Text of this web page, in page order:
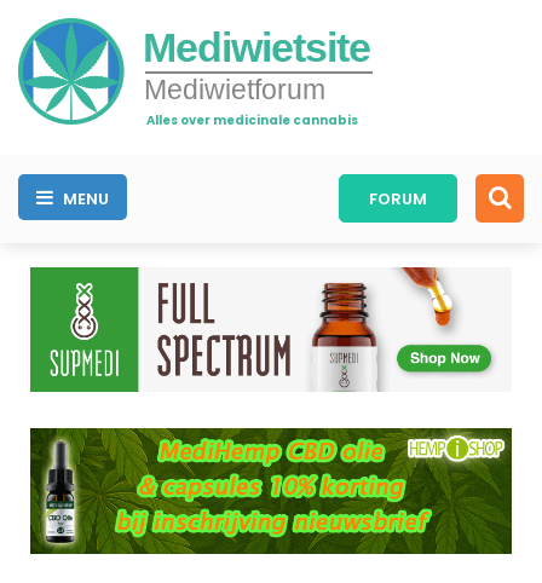
Mediwietsite
Mediwietforum
Alles over medicinale cannabis
MENU FORUM